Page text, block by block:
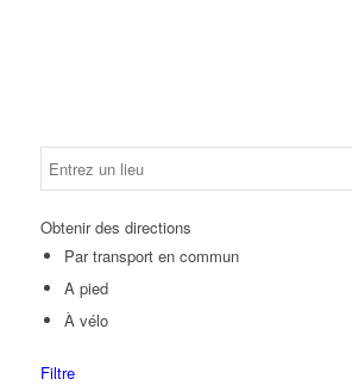
Obtenir des directions
Par transport en commun
A pied
À vélo
Filtre